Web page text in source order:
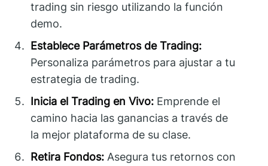
trading sin riesgo utilizando la función
demo.
Establece Parámetros de Trading:
Personaliza parámetros para ajustar a tu
estrategia de trading.
Inicia el Trading en Vivo: Emprende el
camino hacia las ganancias a través de
la mejor plataforma de su clase.
Retira Fondos: Asegura tus retornos con